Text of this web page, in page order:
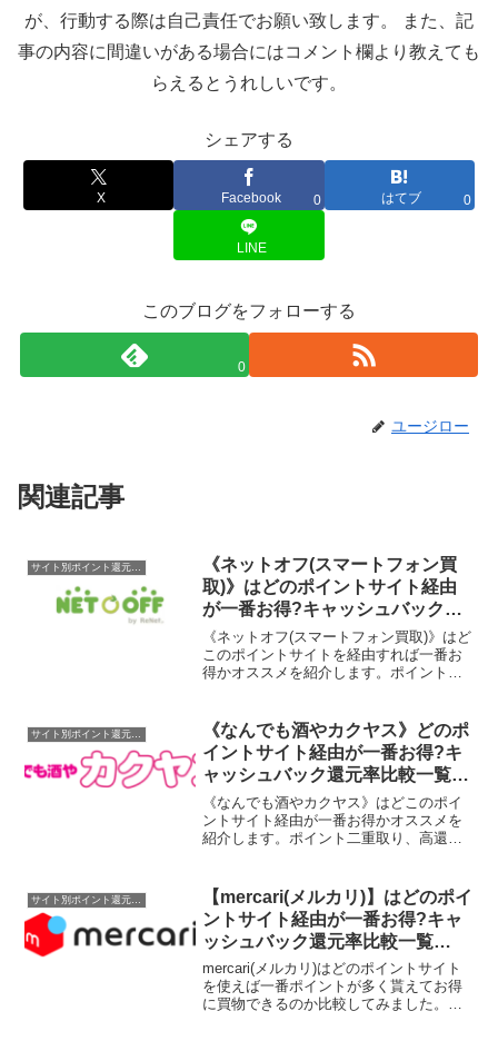
が、行動する際は自己責任でお願い致します。 また、記
事の内容に間違いがある場合にはコメント欄より教えても
らえるとうれしいです。
シェアする
X Facebook 0 はてブ 0
LINE
このブログをフォローする
0
ユージロー
関連記事
サイト別ポイント還元率一覧
《ネットオフ(スマートフォン買
取)》はどのポイントサイト経由
が一番お得?キャッシュバック還
元率比較一覧2025/8/24
《ネットオフ(スマートフォン買取)》はど
このポイントサイトを経由すれば一番お
得かオススメを紹介します。ポイント二
《なんでも酒やカクヤス》どのポ
イントサイト経由が一番お得?キ
ャッシュバック還元率比較一覧
2020/4/21
《なんでも酒やカクヤス》はどこのポイ
ントサイト経由が一番お得かオススメを
紹介します。ポイント二重取り、高還
【mercari(メルカリ)】はどのポイ
ントサイト経由が一番お得?キャ
ッシュバック還元率比較一覧
2019/7/9
mercari(メルカリ)はどのポイントサイト
を使えば一番ポイントが多く貰えてお得
に買物できるのか比較してみました。ポ